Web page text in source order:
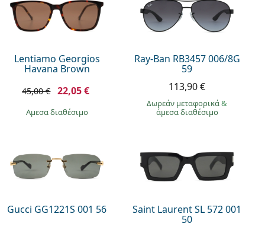
Lentiamo Georgios
Havana Brown
45,00 € 22,05 €
άμεσα διαθέσιμο
Ray-Ban RB3457 006/8G
59
113,90 €
Δωρεάν μεταφορικά&
άμεσα διαθέσιμο
Gucci GG1221S 001 56 Saint Laurent SL 572 001
50